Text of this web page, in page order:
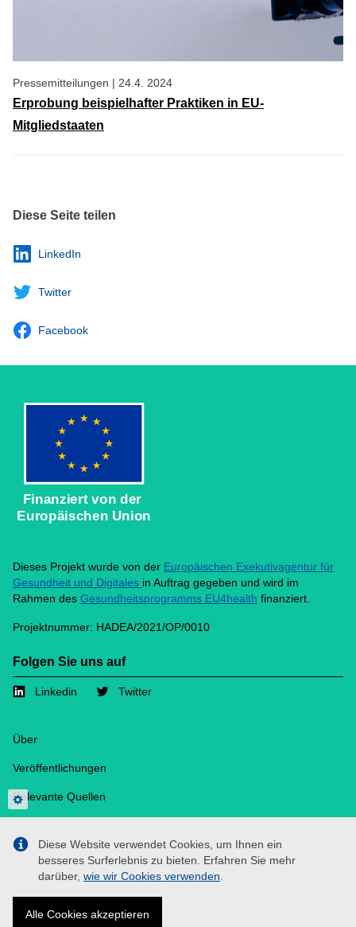
Pressemitteilungen | 24.4. 2024
Erprobung beispielhafter Praktiken in EU-
Mitgliedstaaten
Diese Seite teilen
LinkedIn
Twitter
Facebook
Finanziert von der
Europäischen Union
Dieses Projekt wurde von der Europäischen Exekutivagentur für
Gesundheit und Digitales in Auftrag gegeben und wird im
Rahmen des Gesundheitsprogramms EU4health finanziert.
Projektnummer: HADEA/2021/OP/0010
Folgen Sie uns auf
Linkedin Twitter
Footer
Über
Veröffentlichungen
Relevante Quellen
Cookies
Kontakt
Datenschutzerklärung
Datenschutzeinstellungen
Diese Website verwendet Cookies, um Ihnen ein
besseres Surferlebnis zu bieten. Erfahren Sie mehr
darüber, wie wir Cookies verwenden
Alle Cookies akzeptieren